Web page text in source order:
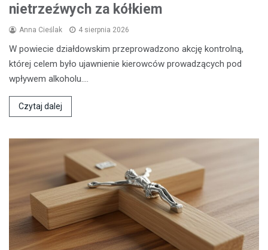
nietrzeźwych za kółkiem
Anna Cieślak 4 sierpnia 2026
W powiecie działdowskim przeprowadzono akcję kontrolną,
której celem było ujawnienie kierowców prowadzących pod
wpływem alkoholu.…
Czytaj dalej